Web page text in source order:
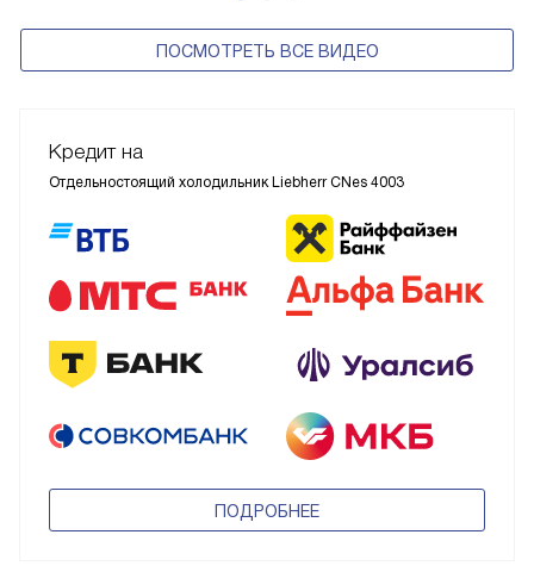
ПОСМОТРЕТЬ ВСЕ ВИДЕО
Кредит на
Отдельностоящий холодильник Liebherr CNes 4003
ПОДРОБНЕЕ